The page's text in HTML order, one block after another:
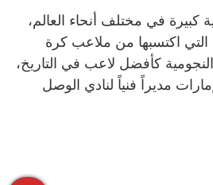
كبيرة في مختلف أنحاء العالم،
التي اكتسبها من ملاعب كرة
كأفضل لاعب في التاريخ،
مديراً فنياً لنادي الوصل